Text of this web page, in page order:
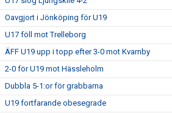
Oavgjort i Jönköping för U19
U17 föll mot Trelleborg
ÄFF U19 upp i topp efter 3-0 mot Kvarnby
2-0 för U19 mot Hässleholm
Dubbla 5-1:or för grabbarna
U19 fortfarande obesegrade